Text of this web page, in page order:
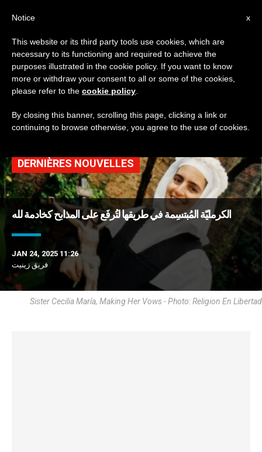
TAG
Posts Tagged ‘الأخت
DERNIÈRES NOUVELLES
الكرمليّة المُبتسِمة في طريقها لتُرفَع على المذابح كخادمة لله
JAN 24, 2025 11:26
فريق زينيت
Sister Cecilia María, Making Her Vows - Photo: Religion En Libertad
x
Notice
This website or its third party tools use cookies, which are
necessary to its functioning and required to achieve the
purposes illustrated in the cookie policy. If you want to know
more or withdraw your consent to all or some of the cookies,
please refer to the cookie policy
By closing this banner, scrolling this page, clicking a link or
continuing to browse otherwise, you agree to the use of cookies.